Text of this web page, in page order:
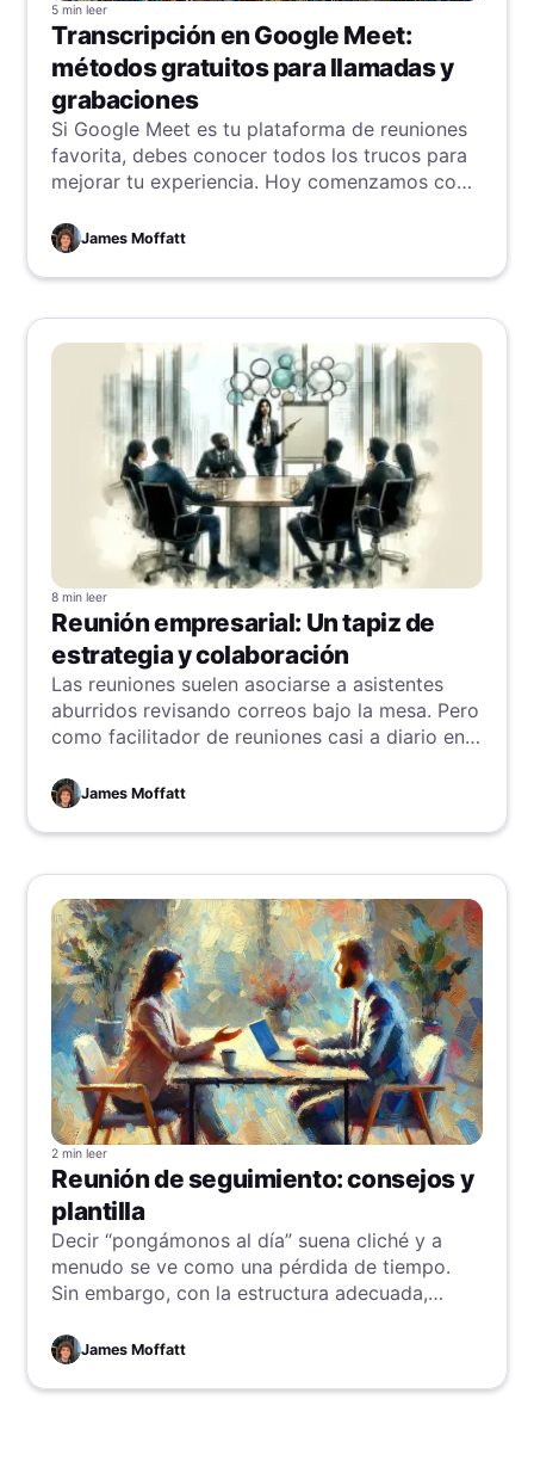
5 min leer
Transcripción en Google Meet:
métodos gratuitos para llamadas y
grabaciones
Si Google Meet es tu plataforma de reuniones
favorita, debes conocer todos los trucos para
mejorar tu experiencia. Hoy comenzamos con
nunca pierdas detalles importantes.
James Moffatt
8 min leer
Reunión empresarial: Un tapiz de
estrategia y colaboración
Las reuniones suelen asociarse a asistentes
aburridos revisando correos bajo la mesa. Pero
como facilitador de reuniones casi a diario en
la colaboración, un escenario para la estrategia
creativa y un catalizador que impulsa los
proyectos.
James Moffatt
2 min leer
Reunión de seguimiento: consejos y
plantilla
Decir “pongámonos al día” suena cliché y a
menudo se ve como una pérdida de tiempo.
Sin embargo, con la estructura adecuada,
breves encuentros pueden convertirse en las
conversaciones más productivas de tu
empresa.
James Moffatt